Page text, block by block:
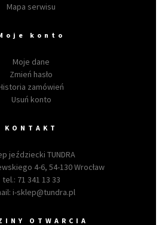
Mapa serwisu
konto
Moje dane
Zmień hasło
zamówień
Usuń konto
KONTAKT
jeździecki TUNDRA
4-6, 54-130 Wrocław
tel.: 71 341 13 33
i-sklep@tundra.pl
OTWARCIA